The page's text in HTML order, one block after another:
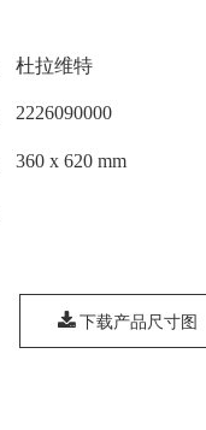
杜拉维特
2226090000
360 x 620 mm
下载产品尺寸图